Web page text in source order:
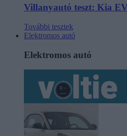
Villanyautó teszt: Kia
További tesztek
Elektromos autó
Elektromos autó